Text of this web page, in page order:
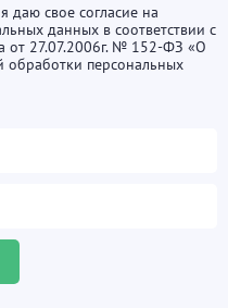
свое согласие на
данных в соответствии с
от 27.07.2006г. № 152-ФЗ «О
обработки персональных